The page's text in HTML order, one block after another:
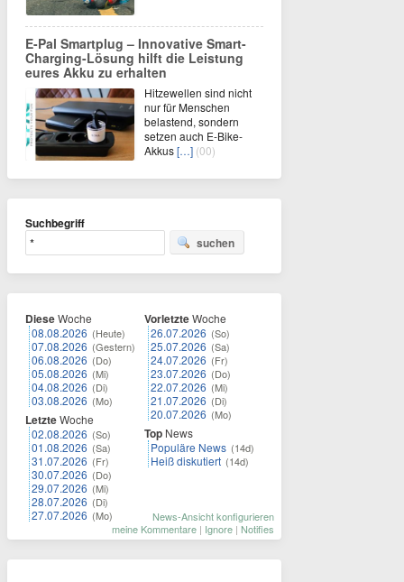
E-Pal Smartplug – Innovative Smart-
Charging-Lösung hilft die Leistung
eures Akku zu erhalten
Hitzewellen sind nicht
nur für Menschen
belastend, sondern
setzen auch E-Bike-
Akkus[…] (00)
Suchbegriff
suchen
DieseWoche
08.08.2026 (Heute)
07.08.2026 (Gestern)
06.08.2026 (Do)
05.08.2026 (Mi)
04.08.2026 (Di)
03.08.2026 (Mo)
LetzteWoche
02.08.2026 (So)
01.08.2026 (Sa)
31.07.2026 (Fr)
30.07.2026 (Do)
29.07.2026 (Mi)
28.07.2026 (Di)
27.07.2026 (Mo)
VorletzteWoche
26.07.2026 (So)
25.07.2026 (Sa)
24.07.2026 (Fr)
23.07.2026 (Do)
22.07.2026 (Mi)
21.07.2026 (Di)
20.07.2026 (Mo)
Top News
Populäre News (14d)
Heiß diskutiert (14d)
News-Ansicht konfigurieren
meine Kommentare | Ignore | Notifies